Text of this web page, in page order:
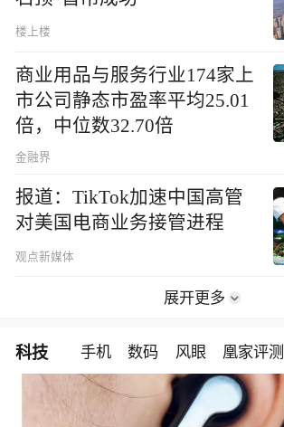
楼上楼
商业用品与服务行业174家上
市公司静态市盈率平均25.01
倍，中位数32.70倍
金融界
报道：TikTok加速中国高管
对美国电商业务接管进程
观点新媒体
展开更多
科技 手机 数码 风眼 凰家评测